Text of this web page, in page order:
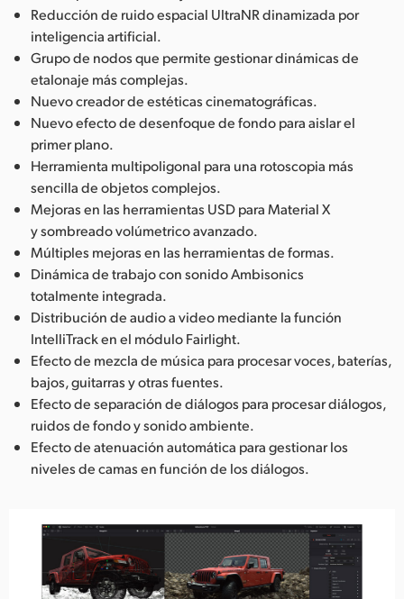
Reducción de ruido espacial UltraNR dinamizada por
inteligencia artificial.
Grupo de nodos que permite gestionar dinámicas de
etalonaje más complejas.
Nuevo creador de estéticas cinematográficas.
Nuevo efecto de desenfoque de fondo para aislar el
primer plano.
Herramienta multipoligonal para una rotoscopia más
sencilla de objetos complejos.
Mejoras en las herramientas USD para Material X
y sombreado volúmetrico avanzado.
Múltiples mejoras en las herramientas de formas.
Dinámica de trabajo con sonido Ambisonics
totalmente integrada.
Distribución de audio a video mediante la función
IntelliTrack en el módulo Fairlight.
Efecto de mezcla de música para procesar voces, baterías,
bajos, guitarras y otras fuentes.
Efecto de separación de diálogos para procesar diálogos,
ruidos de fondo y sonido ambiente.
Efecto de atenuación automática para gestionar los
niveles de camas en función de los diálogos.